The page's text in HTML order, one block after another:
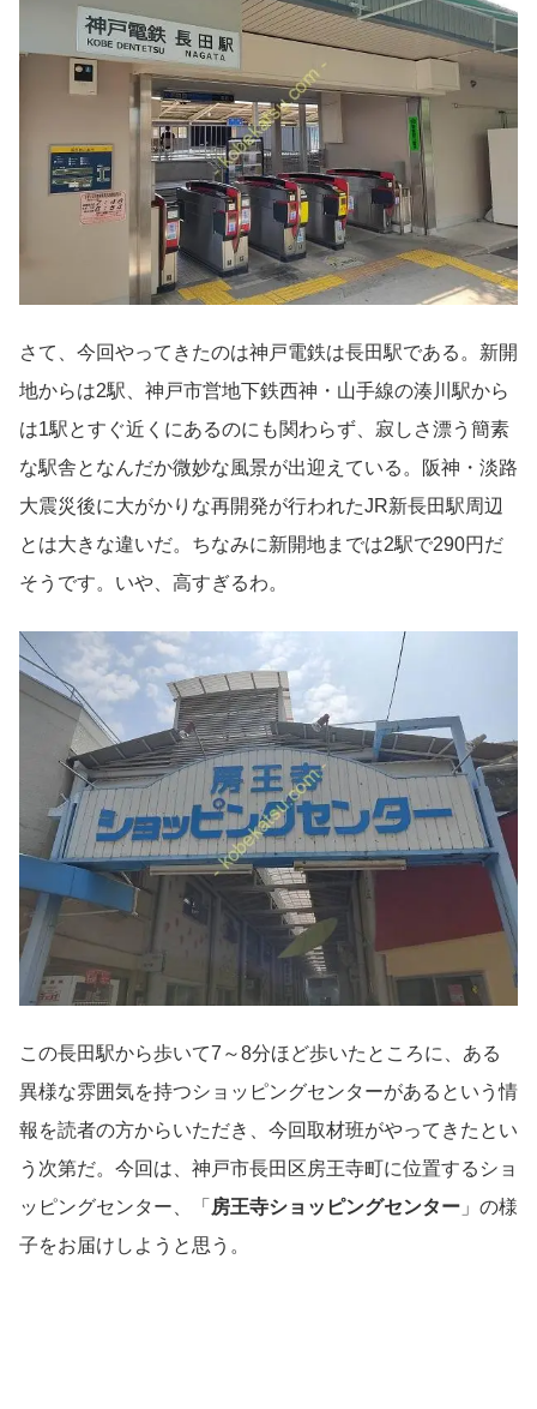
さて、今回やってきたのは神戸電鉄は長田駅である。新開
地からは2駅、神戸市営地下鉄西神・山手線の湊川駅から
は1駅とすぐ近くにあるのにも関わらず、寂しさ漂う簡素
な駅舎となんだか微妙な風景が出迎えている。阪神・淡路
大震災後に大がかりな再開発が行われたJR新長田駅周辺
とは大きな違いだ。ちなみに新開地までは2駅で290円だ
そうです。いや、高すぎるわ。
この長田駅から歩いて7～8分ほど歩いたところに、ある
異様な雰囲気を持つショッピングセンターがあるという情
報を読者の方からいただき、今回取材班がやってきたとい
う次第だ。今回は、神戸市長田区房王寺町に位置するショ
ッピングセンター、「 房王寺ショッピングセンター 」の様
子をお届けしようと思う。